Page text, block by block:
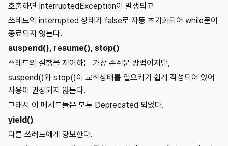
호출하면 InterruptedException이 발생되고
쓰레드의 interrupted 상태가 false로 자동 초기화되어 while문이
종료되지 않는다.
suspend(), resume(), stop()
쓰레드의 실행을 제어하는 가장 손쉬운 방법이지만,
suspend()와 stop()이 교착상태를 일으키기 쉽게 작성되어 있어
사용이 권장되지 않는다.
그래서 이 메서드들은 모두 Deprecated 되었다.
yield()
다른 쓰레드에게 양보한다.